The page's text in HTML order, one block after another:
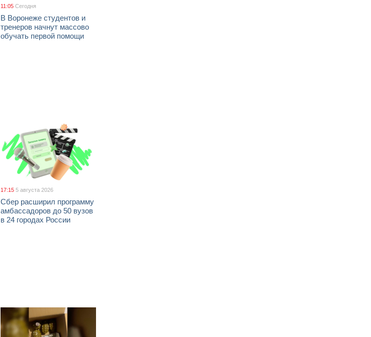
11:05 Сегодня
В Воронеже студентов и
тренеров начнут массово
обучать первой помощи
17:15 5 августа 2026
Сбер расширил программу
амбассадоров до 50 вузов
в 24 городах России